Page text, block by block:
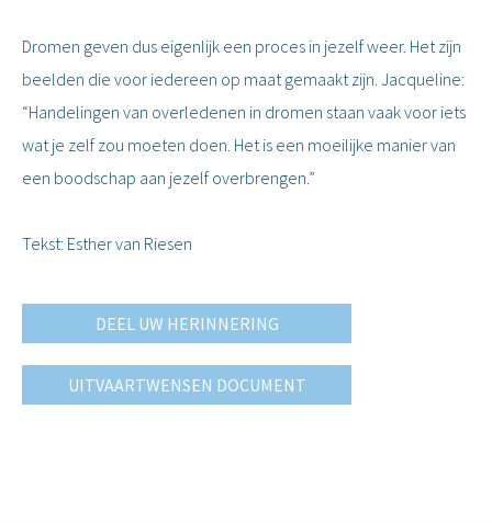
Dromen geven dus eigenlijk een proces in jezelf weer. Het zijn
beelden die voor iedereen op maat gemaakt zijn. Jacqueline:
“Handelingen van overledenen in dromen staan vaak voor iets
wat je zelf zou moeten doen. Het is een moeilijke manier van
een boodschap aan jezelf overbrengen.”
Tekst: Esther van Riesen
DEEL UW HERINNERING
UITVAARTWENSEN DOCUMENT